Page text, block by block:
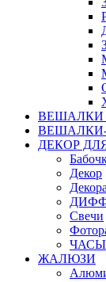
ВЕШАЛКИ
ДЕКОР
Декор
Свечи
ЧАСЫ
ЖАЛЮЗИ